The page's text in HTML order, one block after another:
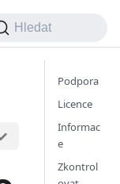
Hledat
Podpora
Licence
Informac
e
Zkontrol